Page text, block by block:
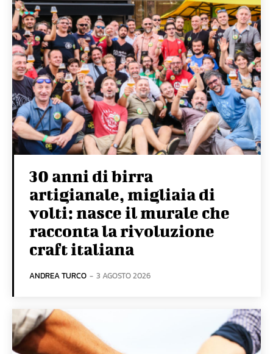
30 anni di birra
artigianale, migliaia di
volti: nasce il murale che
racconta la rivoluzione
craft italiana
ANDREA TURCO - 3 AGOSTO 2026